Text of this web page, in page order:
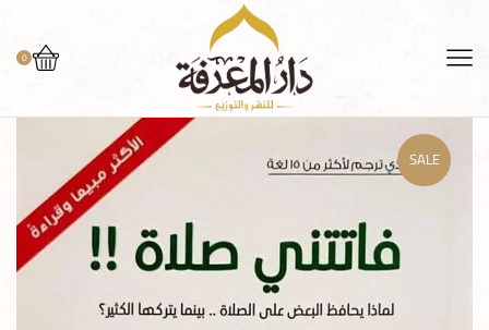
0
SALE